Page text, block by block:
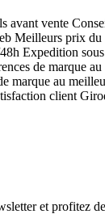
Meilleurs prix du
Expedition
marque au
client
et profitez